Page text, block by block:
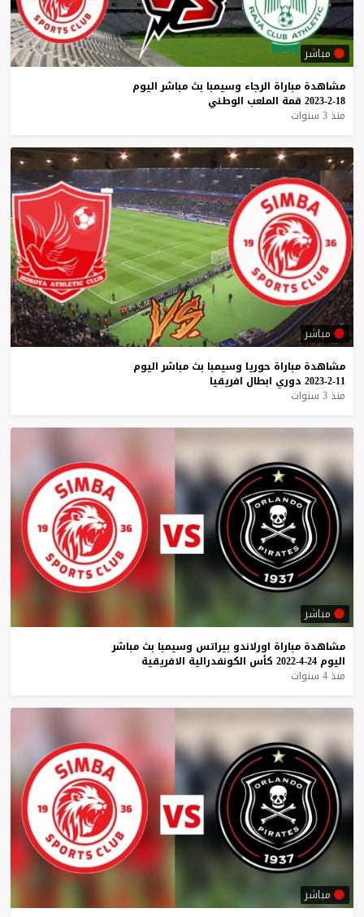
مباشر
مشاهدة مباراة الرجاء وسيمبا بث مباشر اليوم
18-2-2023
قمة الملعب الوطني
منذ 3 سنوات
مباشر
مشاهدة مباراة حوريا وسيمبا بث مباشر اليوم
11-2-2023
دوري ابطال افريقيا
منذ 3 سنوات
مباشر
مشاهدة مباراة اورلاندو بيراتس وسيمبا بث مباشر
اليوم 24-4-2022 كأس الكونفدرالية الافريقية
منذ 4 سنوات
مباشر